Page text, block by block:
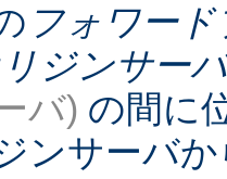
フォワー
ジンサー
バ) の間に
ンサーバ